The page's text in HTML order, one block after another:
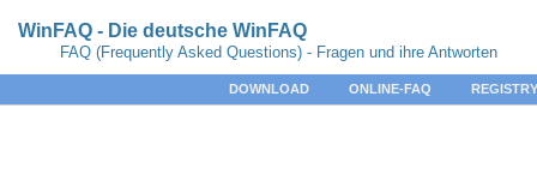
WinFAQ - Die deutsche WinFAQ
FAQ (Frequently Asked Questions) - Fragen und ihre Antworten
DOWNLOAD ONLINE-FAQ